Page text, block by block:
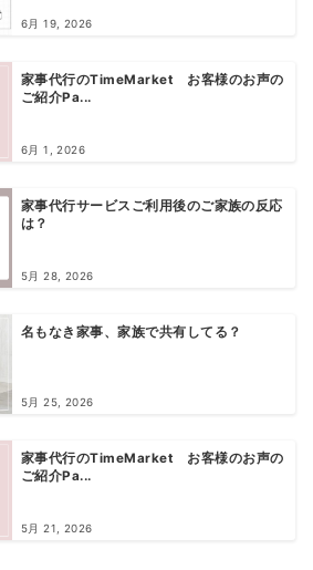
6月 19, 2026
家事代行のTimeMarket お客様のお声の
ご紹介Pa...
6月 1, 2026
家事代行サービスご利用後のご家族の反応
は？
5月 28, 2026
名もなき家事、家族で共有してる？
5月 25, 2026
家事代行のTimeMarket お客様のお声の
ご紹介Pa...
5月 21, 2026